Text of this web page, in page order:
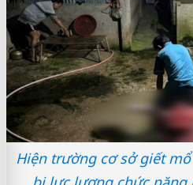
Hiện trường cơ sở giết